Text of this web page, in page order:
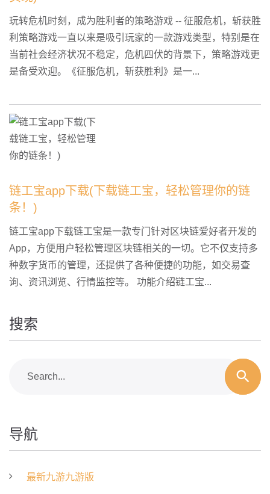
玩转危机时刻，成为胜利者的策略游戏 -- 征服危机，斩获胜
利策略游戏一直以来是吸引玩家的一款游戏类型，特别是在
当前社会经济状况不稳定，危机四伏的背景下，策略游戏更
是备受欢迎。《征服危机，斩获胜利》是一...
链工宝app下载(下载链工宝，轻松管理你的链
条！)
链工宝app下载链工宝是一款专门针对区块链爱好者开发的
App，方便用户轻松管理区块链相关的一切。它不仅支持多
种数字货币的管理，还提供了各种便捷的功能，如交易查
询、资讯浏览、行情监控等。 功能介绍链工宝...
搜索
Search...
导航
最新九游九游版